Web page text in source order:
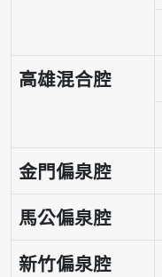
高雄混合腔
金門偏泉腔
馬公偏泉腔
新竹偏泉腔